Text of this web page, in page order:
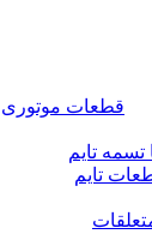
قطعات موتوری
تسمه تایم
تایم